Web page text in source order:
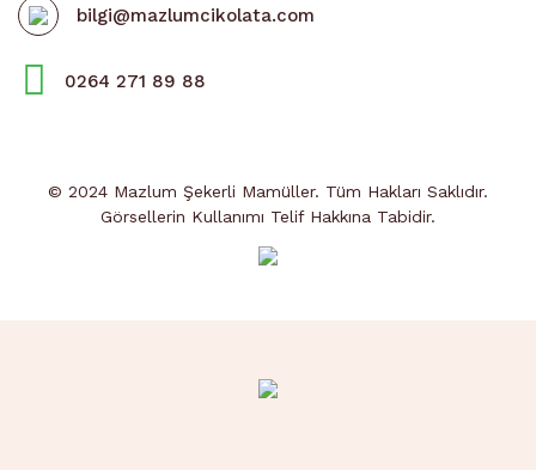
bilgi@mazlumcikolata.com
0264 271 89 88
© 2024 Mazlum Şekerli Mamüller. Tüm Hakları Saklıdır.
Görsellerin Kullanımı Telif Hakkına Tabidir.